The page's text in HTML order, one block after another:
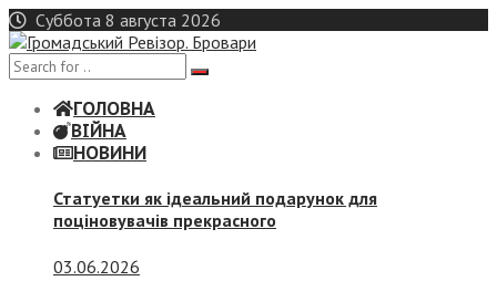
Skip
to
content
Суббота 8 августа 2026
ГОЛОВНА
ВІЙНА
НОВИНИ
Статуетки як ідеальний подарунок для
поціновувачів прекрасного
03.06.2026